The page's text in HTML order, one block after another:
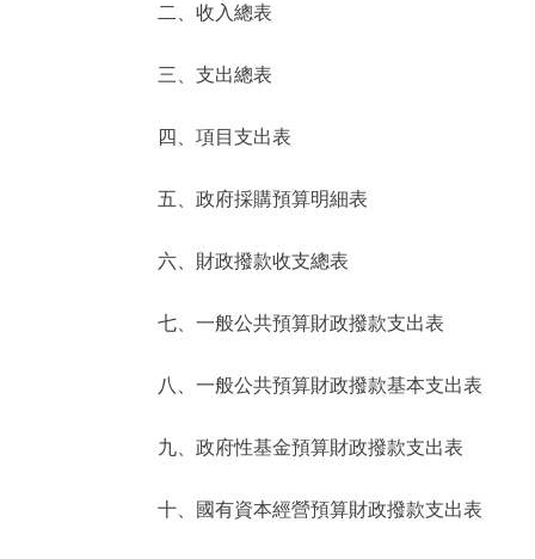
參與調查
走進北京
北京概況
綠色北京
ENGLISH
二、收入總表
三、支出總表
四、項目支出表
五、政府採購預算明細表
六、財政撥款收支總表
七、一般公共預算財政撥款支出表
八、一般公共預算財政撥款基本支出表
九、政府性基金預算財政撥款支出表
十、國有資本經營預算財政撥款支出表